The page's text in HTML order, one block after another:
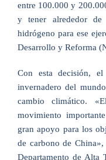
entre 100.000 y
y tener alrededor de
hidrógeno para ese
Desarrollo y Reforma
Con esta decisión,
invernadero del
cambio climático.
movimiento
gran apoyo para los
de carbono de
Departamento de Alta